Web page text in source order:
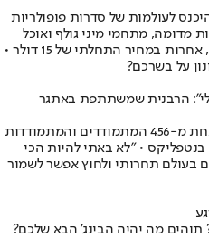
לעולמות של סדרות פופולריות
מדומה, מתחמי מיני גולף ואוכל
בהשראתן • חלק מהחוויות חינמיות, אחרות במחיר התחלתי של 15 דולר •
על בשרכם?
הרבנית שמשתתפת באתגר
הרבנית הרפורמית ג'יימי פילד היא אחת מ-456 המתמודדים והמתמודדות
• "לא באתי להיות הכי
בעולם תחרותי ולחוץ אפשר לשמור
מה יהיה הבינג' הבא שלכם?